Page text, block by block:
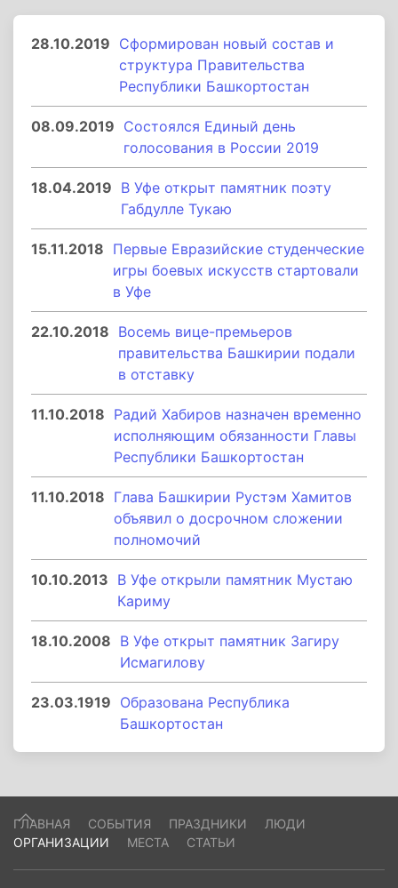
28.10.2019 Сформирован новый состав и
структура Правительства
Республики Башкортостан
08.09.2019 Состоялся Единый день
голосования в России 2019
18.04.2019 В Уфе открыт памятник поэту
Габдулле Тукаю
15.11.2018 Первые Евразийские студенческие
игры боевых искусств стартовали
в Уфе
22.10.2018 Восемь вице-премьеров
правительства Башкирии подали
в отставку
11.10.2018 Радий Хабиров назначен временно
исполняющим обязанности Главы
Республики Башкортостан
11.10.2018 Глава Башкирии Рустэм Хамитов
объявил о досрочном сложении
полномочий
10.10.2013 В Уфе открыли памятник Мустаю
Кариму
18.10.2008 В Уфе открыт памятник Загиру
Исмагилову
23.03.1919 Образована Республика
Башкортостан
ГЛАВНАЯ СОБЫТИЯ ПРАЗДНИКИ
ЛЮДИ
ОРГАНИЗАЦИИ
МЕСТА СТАТЬИ